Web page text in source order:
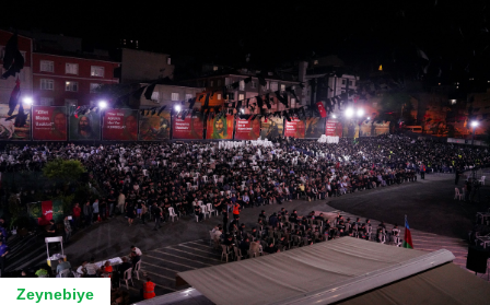
Zeynebiye